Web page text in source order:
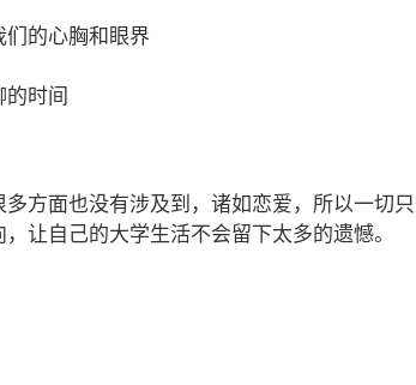
们的心胸和眼界
时间
方面也没有涉及到，诸如恋爱，所以一切只
让自己的大学生活不会留下太多的遗憾。